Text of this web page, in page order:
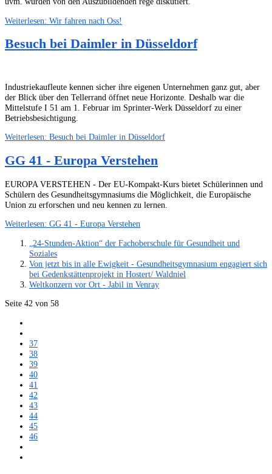
Weiterlesen: Wir fahren nach Oss!
Besuch bei Daimler in Düsseldorf
Industriekaufleute kennen sicher ihre eigenen Unternehmen ganz gut, aber
der Blick über den Tellerrand öffnet neue Horizonte. Deshalb war die
Mittelstufe I 51 am 1. Februar im Sprinter-Werk Düsseldorf zu einer
Betriebsbesichtigung.
Weiterlesen: Besuch bei Daimler in Düsseldorf
GG 41 - Europa Verstehen
EUROPA VERSTEHEN - Der EU-Kompakt-Kurs bietet Schülerinnen und
Schülern des Gesundheitsgymnasiums die Möglichkeit, die Europäische
Union zu erforschen und neu kennen zu lernen.
Weiterlesen: GG 41 - Europa Verstehen
„24-Stunden-Aktion“ der Fachoberschule für Gesundheit und
Soziales
Von jetzt bis in alle Ewigkeit - Gesundheitsgymnasium engagiert sich
bei Gedenkstättenprojekt in Hostert/ Waldniel
Weltkonzern vor Ort - Jabil in Venray
Seite 42 von 58
37
38
39
40
41
42
43
44
45
46